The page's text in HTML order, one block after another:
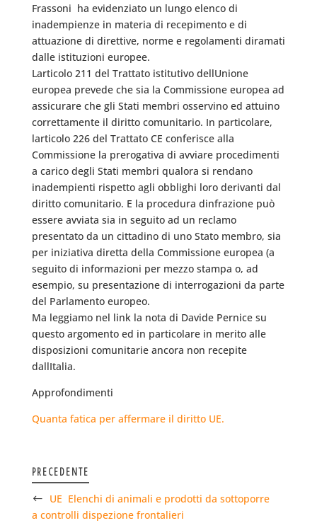
Frassoni  ha evidenziato un lungo elenco di
inadempienze in materia di recepimento e di
attuazione di direttive, norme e regolamenti diramati
dalle istituzioni europee.
Larticolo 211 del Trattato istitutivo dellUnione
europea prevede che sia la Commissione europea ad
assicurare che gli Stati membri osservino ed attuino
correttamente il diritto comunitario. In particolare,
larticolo 226 del Trattato CE conferisce alla
Commissione la prerogativa di avviare procedimenti
a carico degli Stati membri qualora si rendano
inadempienti rispetto agli obblighi loro derivanti dal
diritto comunitario. E la procedura dinfrazione può
essere avviata sia in seguito ad un reclamo
presentato da un cittadino di uno Stato membro, sia
per iniziativa diretta della Commissione europea (a
seguito di informazioni per mezzo stampa o, ad
esempio, su presentazione di interrogazioni da parte
del Parlamento europeo.
Ma leggiamo nel link la nota di Davide Pernice su
questo argomento ed in particolare in merito alle
disposizioni comunitarie ancora non recepite
dallItalia.
Approfondimenti
Quanta fatica per affermare il diritto UE.
PRECEDENTE
UE  Elenchi di animali e prodotti da sottoporre
a controlli dispezione frontalieri